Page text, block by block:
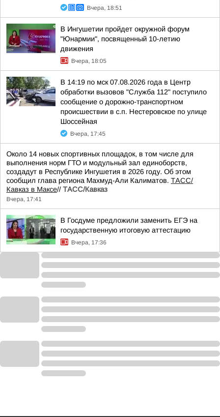
Вчера, 18:51
В Ингушетии пройдет окружной форум
"Юнармии", посвященный 10-летию
движения
Вчера, 18:05
В 14:19 по мск 07.08.2026 года в Центр
обработки вызовов "Служба 112" поступило
сообщение о дорожно-транспортном
происшествии в с.п. Нестеровское по улице
Шоссейная
Вчера, 17:45
Около 14 новых спортивных площадок, в том числе для
выполнения норм ГТО и модульный зал единоборств,
создадут в Республике Ингушетия в 2026 году. Об этом
сообщил глава региона Махмуд-Али Калиматов. ТАСС/
Кавказ в Максе// ТАСС/Кавказ
Вчера, 17:41
В Госдуме предложили заменить ЕГЭ на
государственную итоговую аттестацию
Вчера, 17:36